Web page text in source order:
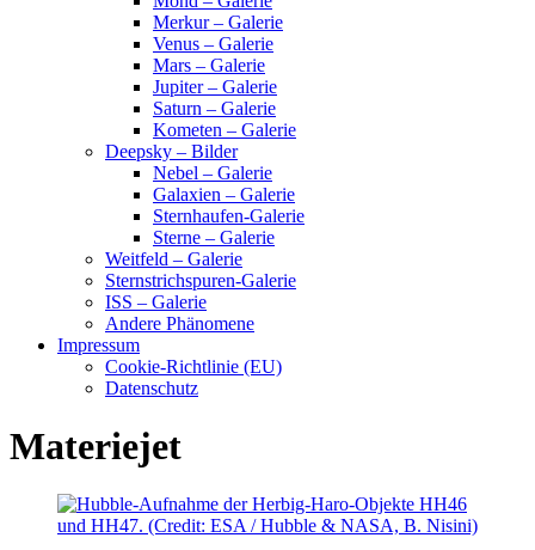
Merkur – Galerie
Venus – Galerie
Mars – Galerie
Jupiter – Galerie
Saturn – Galerie
Kometen – Galerie
Deepsky – Bilder
Nebel – Galerie
Galaxien – Galerie
Sternhaufen-Galerie
Sterne – Galerie
Weitfeld – Galerie
Sternstrichspuren-Galerie
ISS – Galerie
Andere Phänomene
Impressum
Cookie-Richtlinie (EU)
Datenschutz
Materiejet